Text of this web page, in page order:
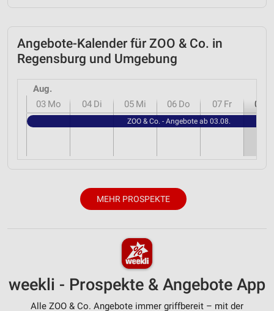
Angebote-Kalender für ZOO & Co. in
Regensburg und Umgebung
Aug.
03 Mo 04 Di 05 Mi 06 Do 07 Fr 08
ZOO & Co. - Angebote ab 03.08.
MEHR PROSPEKTE
weekli - Prospekte & Angebote App
Alle ZOO & Co. Angebote immer griffbereit – mit der